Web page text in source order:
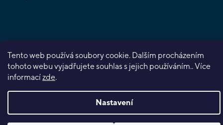
Tento web používá soubory cookie. Dalším procházením
tohoto webu vyjadřujete souhlas s jejich používáním.. Více
informacízde.
Nastavení
Vytvořil Shoptet Premium
Copyright 2026Planeta her. Všechna práva vyhrazena.